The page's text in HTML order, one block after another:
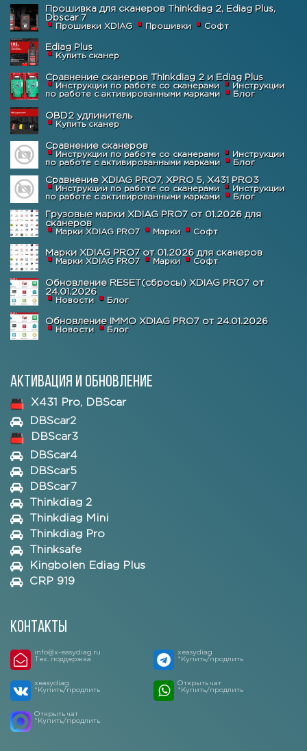
Прошивка для сканеров Thinkdiag 2, Ediag Plus,
Dbscar 7
Прошивки XDIAG Прошивки Софт
Ediag Plus
Купить сканер
Сравнение сканеров Thinkdiag 2 и Ediag Plus
Инструкции по работе со сканерами
Инструкции
по работе с активированными марками
Блог
OBD2 удлинитель
Купить сканер
Сравнение сканеров
Инструкции по работе со сканерами
Инструкции
по работе с активированными марками
Блог
Сравнение XDIAG PRO7, XPRO 5, X431 PRO3
Инструкции по работе со сканерами
Инструкции
по работе с активированными марками
Блог
Грузовые марки XDIAG PRO7 от 01.2026 для
сканеров
Марки XDIAG PRO7 Марки Софт
Марки XDIAG PRO7 от 01.2026 для сканеров
Марки XDIAG PRO7 Марки Софт
Обновление RESET(сбросы) XDIAG PRO7 от
24.01.2026
Новости Блог
Обновление IMMO XDIAG PRO7 от 24.01.2026
Новости Блог
Активация и обновление
X431 Pro, DBScar
DBScar2
DBScar3
DBScar4
DBScar5
DBScar7
Thinkdiag 2
Thinkdiag Mini
Thinkdiag Pro
Thinksafe
Kingbolen Ediag Plus
CRP 919
Контакты
info@x-easydiag.ru
Тех. поддержка
xeasydiag
*Купить/продлить
xeasydiag
*Купить/продлить
Открыть чат
*Купить/продлить
Открыть чат
*Купить/продлить